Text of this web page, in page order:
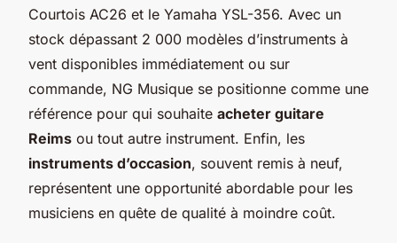
Courtois AC26 et le Yamaha YSL-356. Avec un
stock dépassant 2 000 modèles d’instruments à
vent disponibles immédiatement ou sur
commande, NG Musique se positionne comme une
référence pour qui souhaite acheter guitare
Reims ou tout autre instrument. Enfin, les
instruments d’occasion, souvent remis à neuf,
représentent une opportunité abordable pour les
musiciens en quête de qualité à moindre coût.